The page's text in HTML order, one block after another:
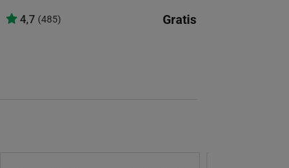
4,7 (485) Gratis